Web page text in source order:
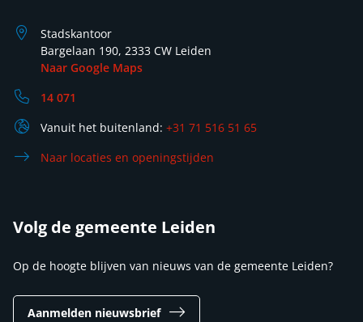
Stadskantoor
Bargelaan 190, 2333 CW Leiden
Naar Google Maps
14 071
Vanuit het buitenland: +31 71 516 51 65
Naar locaties en openingstijden
Volg de gemeente Leiden
Op de hoogte blijven van nieuws van de gemeente Leiden?
Aanmelden nieuwsbrief